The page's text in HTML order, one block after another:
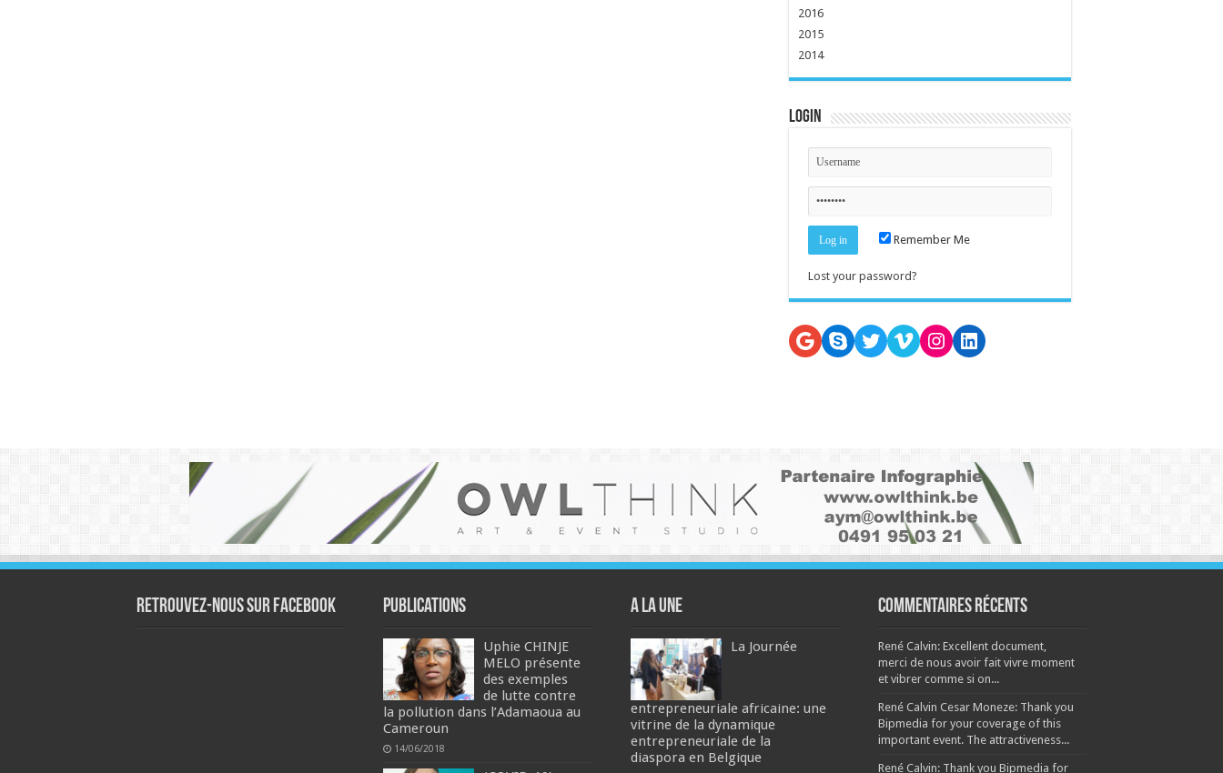
2016
2015
2014
Login
Remember Me
Lost your password?
Google
SkypeTwitter
VimeoInstagram
LinkedIn
Retrouvez-nous sur Facebook Publications
Uphie CHINJE
MELO présente
des exemples
de lutte contre
la pollution dans l’Adamaoua au
Cameroun
14/06/2018
A la une
La Journée
entrepreneuriale africaine: une
vitrine de la dynamique
entrepreneuriale de la
diaspora en Belgique
Commentaires récents
René Calvin: Excellent document,
merci de nous avoir fait vivre moment
et vibrer comme si on...
René Calvin Cesar Moneze: Thank you
Bipmedia for your coverage of this
important event. The attractiveness...
René Calvin: Thank you Bipmedia for